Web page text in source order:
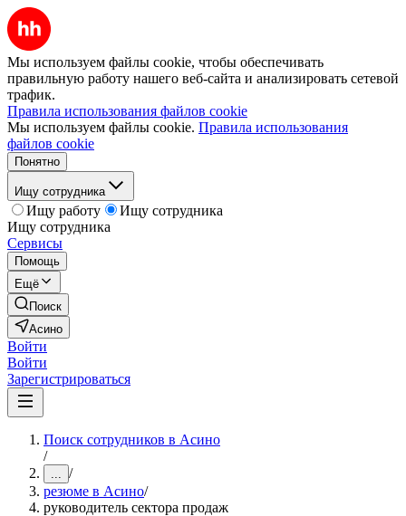
Мы используем файлы cookie, чтобы обеспечивать
правильную работу нашего веб-сайта и анализировать сетевой
трафик.
Правила использования файлов cookie
Мы используем файлы cookie. Правила использования
файлов cookie
Понятно
Ищу сотрудника
Ищу работу
Ищу сотрудника
Ищу сотрудника
Сервисы
Помощь
Ещё
Поиск
Асино
Войти
Войти
Зарегистрироваться
Поиск сотрудников в Асино
/
... /
резюме в Асино/
руководитель сектора продаж